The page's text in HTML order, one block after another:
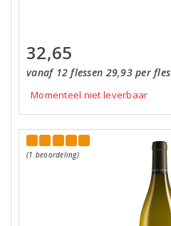
32,65
vanaf 12 flessen 29,93 per fles
Momenteel niet leverbaar
(1 beoordeling)